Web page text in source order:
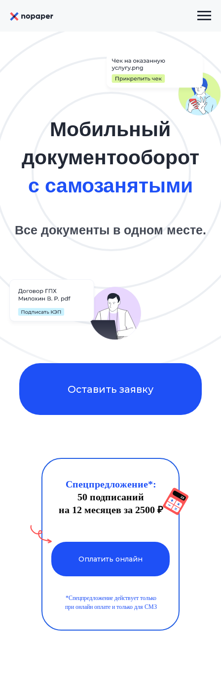
с самозанятыми
Все документы в одном месте.
Оплатить онлайн
Спецпредложение*:
50 подписаний
на 12 месяцев за 2500 ₽
*Спецпредложение действует только
при онлайн оплате и только для СМЗ